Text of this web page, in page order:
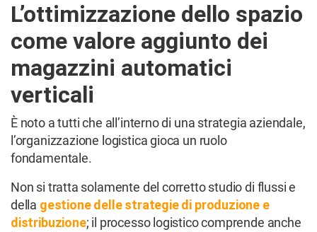
L’ottimizzazione dello spazio
come valore aggiunto dei
magazzini automatici
verticali
È noto a tutti che all’interno di una strategia aziendale,
l’organizzazione logistica gioca un ruolo
fondamentale.
Non si tratta solamente del corretto studio di flussi e
della gestione delle strategie di produzione e
distribuzione; il processo logistico comprende anche